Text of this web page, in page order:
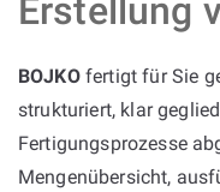
Erstellung
BOJKOfertigt für Sie
strukturiert, klar
Fertigungsprozesse
Mengenübersicht,